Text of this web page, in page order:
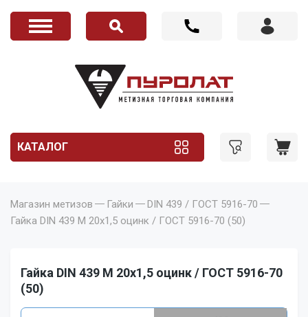
КАТАЛОГ
Магазин метизов Гайки
DIN 439 / ГОСТ 5916-70
Гайка DIN 439 M 20x1,5 оцинк / ГОСТ 5916-70 (50)
Гайка DIN 439 M 20x1,5 оцинк / ГОСТ 5916-70
(50)